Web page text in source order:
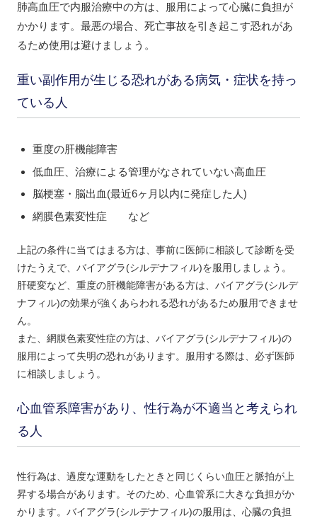
肺高血圧で内服治療中の方は、服用によって心臓に負担が
かかります。最悪の場合、死亡事故を引き起こす恐れがあ
るため使用は避けましょう。
重い副作用が生じる恐れがある病気・症状を持っ
ている人
重度の肝機能障害
低血圧、治療による管理がなされていない高血圧
脳梗塞・脳出血(最近6ヶ月以内に発症した人)
網膜色素変性症 など
上記の条件に当てはまる方は、 事前に医師に相談して診断を受
けたうえで、バイアグラ(シルデナフィル)を服用しましょう。
肝硬変など、重度の肝機能障害がある方は、バイアグラ(シルデ
ナフィル)の効果が強くあらわれる恐れがあるため服用できませ
ん。
また、網膜色素変性症の方は、バイアグラ(シルデナフィル)の
服用によって失明の恐れがあります。服用する際は、必ず医師
に相談しましょう。
心血管系障害があり、性行為が不適当と考えられ
る人
性行為は、過度な運動をしたときと同じくらい血圧と脈拍が上
昇する場合があります。そのため、心血管系に大きな負担がか
かります。バイアグラ(シルデナフィル)の服用は、心臓の負担